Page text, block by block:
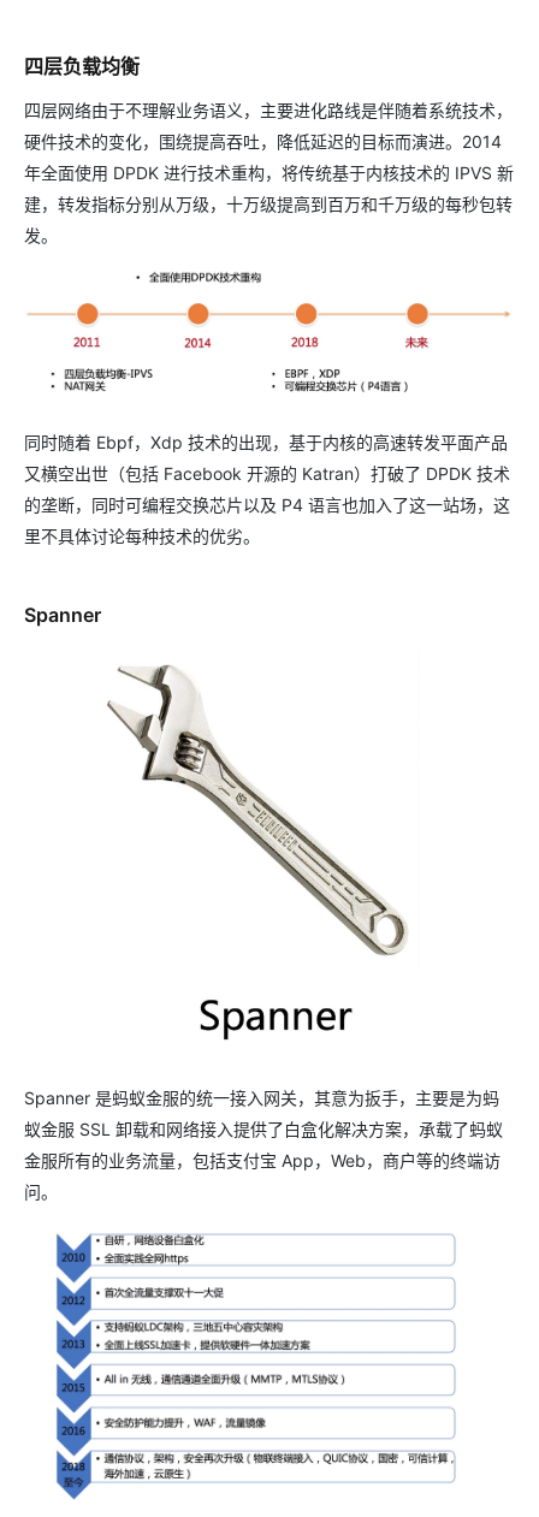
四层负载均衡
四层网络由于不理解业务语义，主要进化路线是伴随着系统技术，
硬件技术的变化，围绕提高吞吐，降低延迟的目标而演进。2014
年全面使用 DPDK 进行技术重构，将传统基于内核技术的 IPVS 新
建，转发指标分别从万级，十万级提高到百万和千万级的每秒包转
发。
同时随着 Ebpf，Xdp 技术的出现，基于内核的高速转发平面产品
又横空出世（包括 Facebook 开源的 Katran）打破了 DPDK 技术
的垄断，同时可编程交换芯片以及 P4 语言也加入了这一站场，这
里不具体讨论每种技术的优劣。
Spanner
Spanner 是蚂蚁金服的统一接入网关，其意为扳手，主要是为蚂
蚁金服 SSL 卸载和网络接入提供了白盒化解决方案，承载了蚂蚁
金服所有的业务流量，包括支付宝 App，Web，商户等的终端访
问。